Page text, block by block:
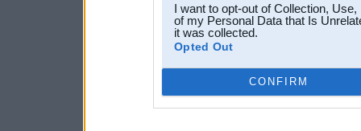
I want to opt-out of Collection,
of my Personal Data that Is
it was collected.
Opted Out
CONFIRM